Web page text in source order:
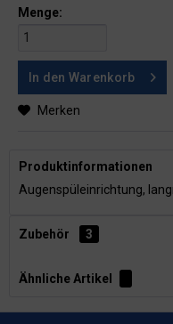
Menge:
In den Warenkorb
Merken
Produktinformationen
Augenspüleinrichtung,
Zubehör 3
Ähnliche Artikel